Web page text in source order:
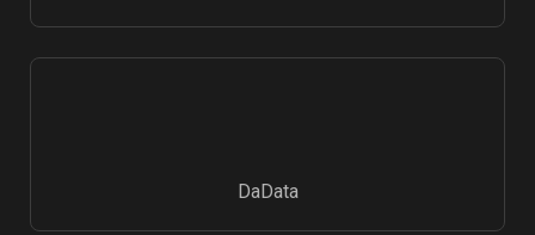
DaData